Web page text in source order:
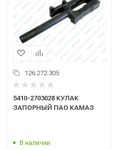
126.272.305
5410-2703028 КУЛАК
ЗАПОРНЫЙ ПАО КАМАЗ
В наличии